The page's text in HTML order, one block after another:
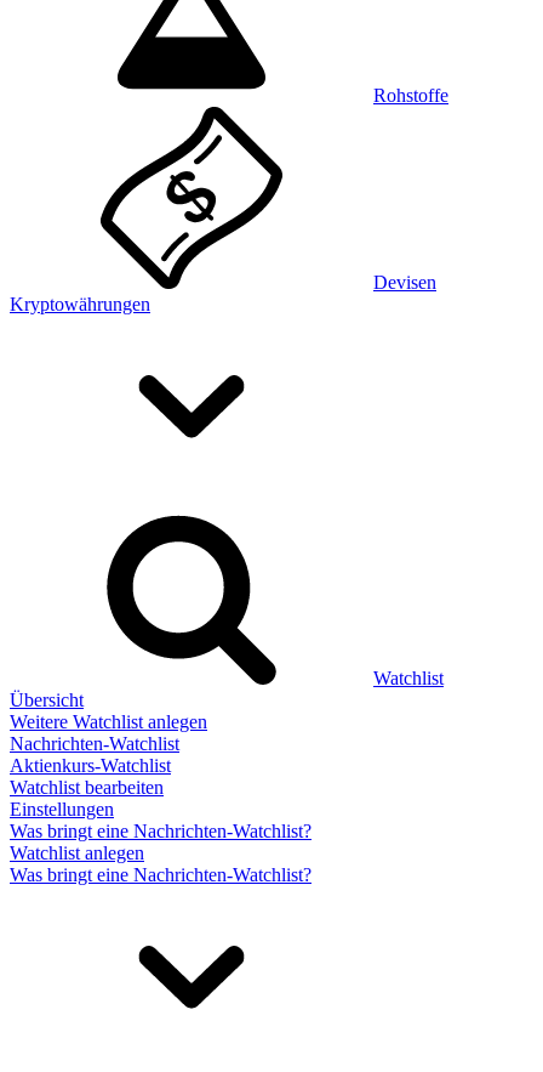
Rohstoffe
Devisen
Kryptowährungen
Watchlist
Übersicht
Weitere Watchlist anlegen
Nachrichten-Watchlist
Aktienkurs-Watchlist
Watchlist bearbeiten
Einstellungen
Was bringt eine Nachrichten-Watchlist?
Watchlist anlegen
Was bringt eine Nachrichten-Watchlist?